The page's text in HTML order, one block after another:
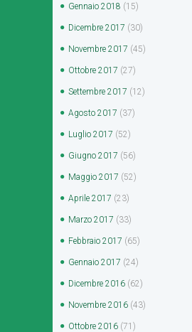
Gennaio 2018 (15)
Dicembre 2017 (30)
Novembre 2017 (45)
Ottobre 2017 (27)
Settembre 2017 (12)
Agosto 2017 (37)
Luglio 2017 (52)
Giugno 2017 (56)
Maggio 2017 (52)
Aprile 2017 (23)
Marzo 2017 (33)
Febbraio 2017 (65)
Gennaio 2017 (24)
Dicembre 2016 (62)
Novembre 2016 (43)
Ottobre 2016 (71)